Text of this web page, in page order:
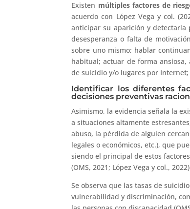
Existen múltiples factores de
acuerdo con López Vega y col.
anticipar su aparición y detectarla
desesperanza o falta de
sobre uno mismo; hablar
habitual; actuar de forma
de suicidio y/o lugares por
Identificar los diferentes
decisiones preventivas
Asimismo, la evidencia señala la
a situaciones altamente
abuso, la pérdida de alguien
legales o económicos, etc.), que
siendo el principal de estos
(OMS, 2021; López Vega y col.,
Se observa que las tasas de
vulnerabilidad y discriminación,